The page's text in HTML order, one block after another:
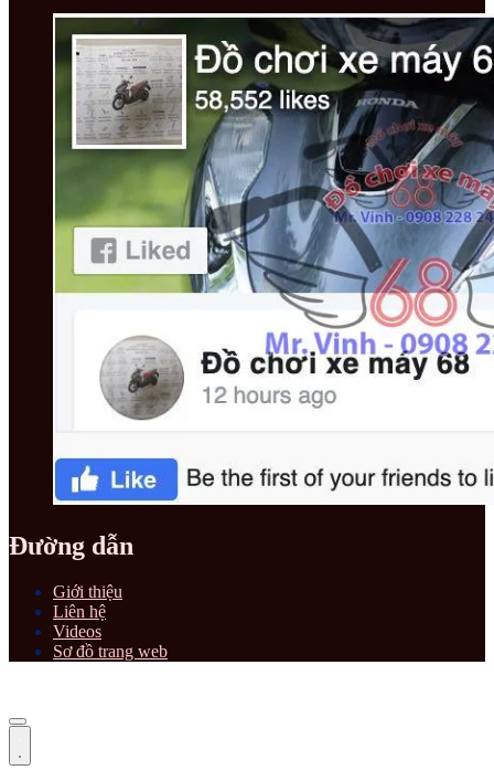
Đường dẫn
Giới thiệu
Liên hệ
Videos
Sơ đồ trang web